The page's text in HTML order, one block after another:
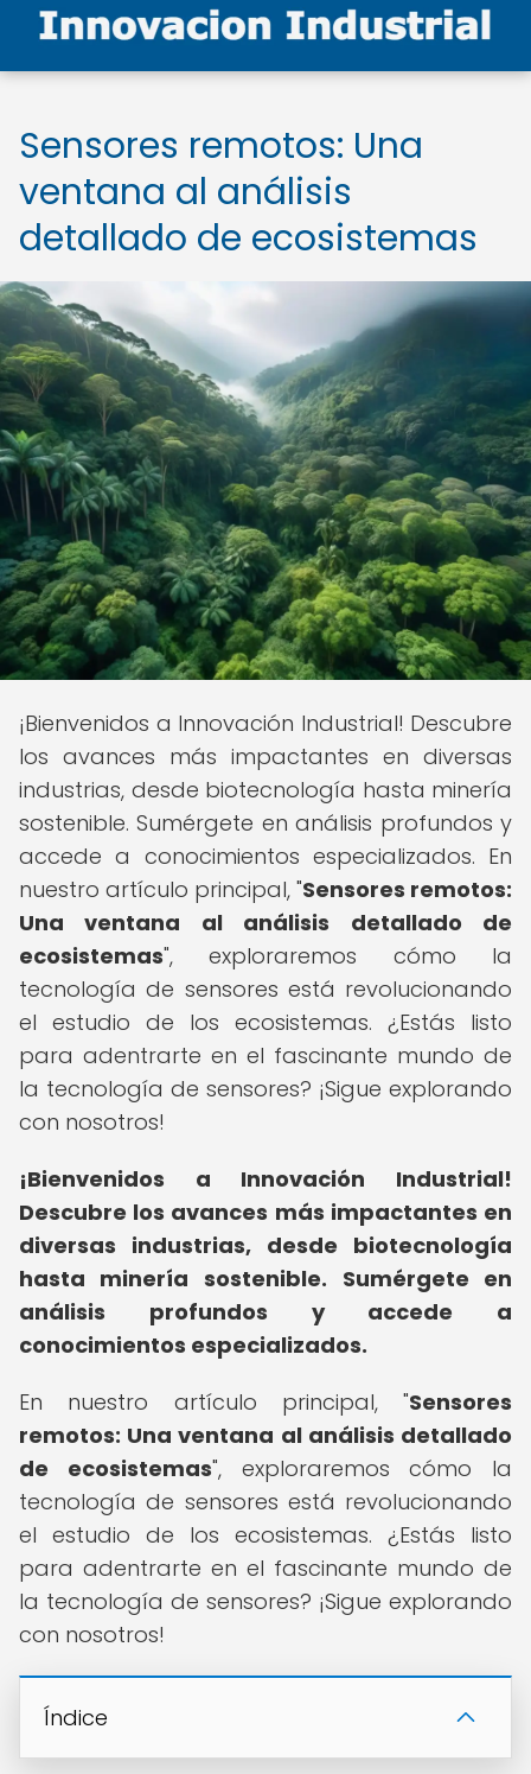
Sensores remotos: Una
ventana al análisis
detallado de ecosistemas
¡Bienvenidos a Innovación Industrial! Descubre
los avances más impactantes en diversas
industrias, desde biotecnología hasta minería
sostenible. Sumérgete en análisis profundos y
accede a conocimientos especializados. En
nuestro artículo principal, "Sensores remotos:
Una ventana al análisis detallado de
ecosistemas", exploraremos cómo la
tecnología de sensores está revolucionando
el estudio de los ecosistemas. ¿Estás listo
para adentrarte en el fascinante mundo de
la tecnología de sensores? ¡Sigue explorando
con nosotros!
¡Bienvenidos a Innovación Industrial!
Descubre los avances más impactantes en
diversas industrias, desde biotecnología
hasta minería sostenible. Sumérgete en
análisis profundos y accede a
conocimientos especializados.
En nuestro artículo principal, "Sensores
remotos: Una ventana al análisis detallado
de ecosistemas", exploraremos cómo la
tecnología de sensores está revolucionando
el estudio de los ecosistemas. ¿Estás listo
para adentrarte en el fascinante mundo de
la tecnología de sensores? ¡Sigue explorando
con nosotros!
Índice